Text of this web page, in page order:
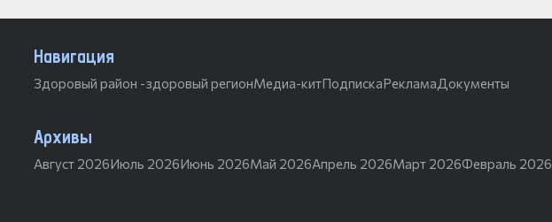
Навигация
Здоровый район -здоровый регионМедиа-китПодпискаРеклама Документы
Архивы
Август 2026Июль 2026Июнь 2026Май 2026Апрель 2026Март 2026Февраль 2026